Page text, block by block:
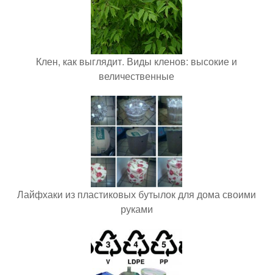
Клен, как выглядит. Виды кленов: высокие и
величественные
Лайфхаки из пластиковых бутылок для дома своими
руками